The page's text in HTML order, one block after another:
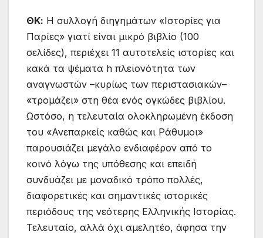
ΘΚ: Η συλλογή διηγημάτων «Ιστορίες για
Παρίες» γιατί είναι μικρό βιβλίο (100
σελίδες), περιέχει 11 αυτοτελείς ιστορίες και
κακά τα ψέματα h πλειονότητα των
αναγνωστών –κυρίως των περιστασιακών–
«τρομάζει» στη θέα ενός ογκώδες βιβλίου.
Ωστόσο, η τελευταία ολοκληρωμένη έκδοση
του «Ανεπαρκείς καθώς και Ράθυμοι»
παρουσιάζει μεγάλο ενδιαφέρον από το
κοινό λόγω της υπόθεσης και επειδή
συνδυάζει με μοναδικό τρόπο πολλές,
διαφορετικές και σημαντικές ιστορικές
περιόδους της νεότερης Ελληνικής Ιστορίας.
Τελευταίο, αλλά όχι αμελητέο, άφησα την